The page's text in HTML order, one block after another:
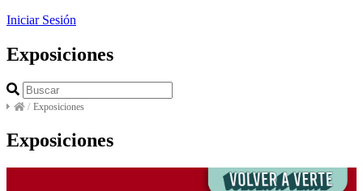
Iniciar Sesión
Exposiciones
/ Exposiciones
Exposiciones